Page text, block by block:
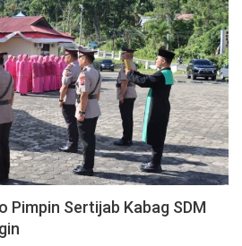
Pimpin Sertijab Kabag SDM